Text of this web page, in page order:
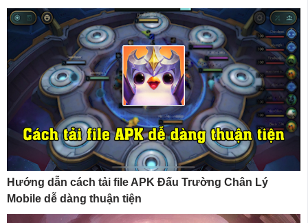
Hướng dẫn cách tải file APK Đấu Trường Chân Lý
Mobile dễ dàng thuận tiện